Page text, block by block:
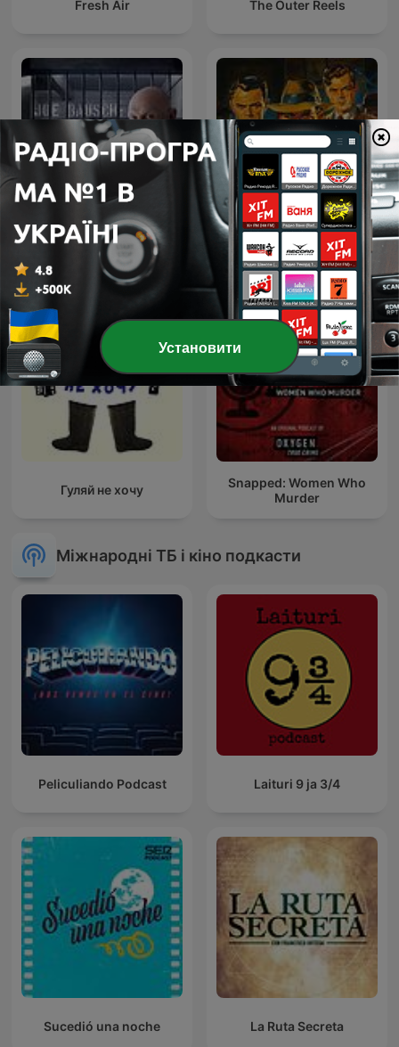
Fresh Air The Outer Reels
Joe Bausch: Im Kopf des
Verbrechers
Detective Radio
Гуляй не хочу
Snapped: Women Who
Murder
Міжнародні ТБ і кіно подкасти
Peliculiando Podcast Laituri 9 ja 3/4
Sucedió una noche La Ruta Secreta
Установити